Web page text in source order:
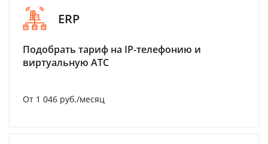
ERP
Подобрать тариф на IP-телефонию и
виртуальную АТС
От 1 046 руб./месяц